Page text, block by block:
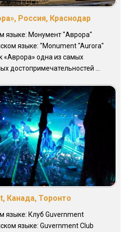
Россия, Краснодар
языке: Монумент "Аврора"
языке: "Monument "Aurora"
«Аврора» одна из самых
достопримечательностей ...
Канада, Торонто
языке: Клуб Guvernment
языке: Guvernment Сlub